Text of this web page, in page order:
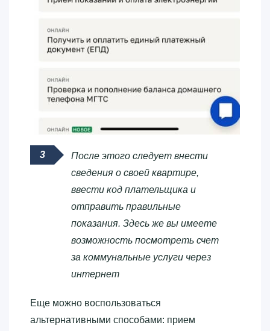
После этого следует внести
сведения о своей квартире,
ввести код плательщика и
отправить правильные
показания. Здесь же вы имеете
возможность посмотреть счет
за коммунальные услуги через
интернет
Еще можно воспользоваться
альтернативными способами: прием